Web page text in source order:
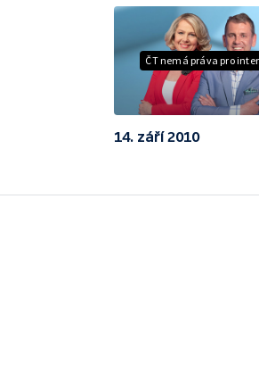
ČT nemá práva pro
14. září 2010